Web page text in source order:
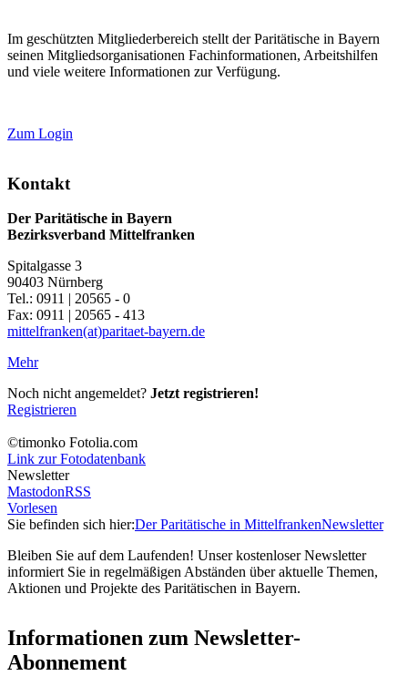
Im geschützten Mitgliederbereich stellt der Paritätische in Bayern
seinen Mitgliedsorganisationen Fachinformationen, Arbeitshilfen
und viele weitere Informationen zur Verfügung.
Zum Login
Kontakt
Der Paritätische in Bayern
Bezirksverband Mittelfranken
Spitalgasse 3
90403 Nürnberg
Tel.: 0911 | 20565 - 0
Fax: 0911 | 20565 - 413
mittelfranken(at)paritaet-bayern.de
Mehr
Noch nicht angemeldet? Jetzt registrieren!
Registrieren
©timonko Fotolia.com
Link zur Fotodatenbank
Newsletter
MastodonRSS
Vorlesen
Sie befinden sich hier:Der Paritätische in MittelfrankenNewsletter
Bleiben Sie auf dem Laufenden! Unser kostenloser Newsletter
informiert Sie in regelmäßigen Abständen über aktuelle Themen,
Aktionen und Projekte des Paritätischen in Bayern.
Informationen zum Newsletter-
Abonnement